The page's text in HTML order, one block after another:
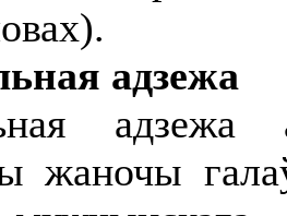
адзежа
адзежа
жаночы